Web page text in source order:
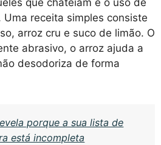
receita simples consiste
arroz cru e suco de limão. O
abrasivo, o arroz ajuda a
desodoriza de forma
porque a sua lista de
está incompleta